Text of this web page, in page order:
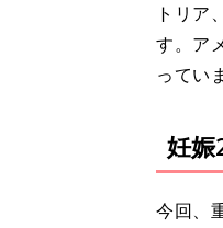
トリア
す。ア
ってい
妊娠
今回、